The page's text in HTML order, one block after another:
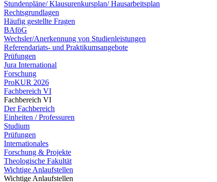
Stundenpläne/ Klausurenkursplan/ Hausarbeitsplan
Rechtsgrundlagen
Häufig gestellte Fragen
BAföG
Wechsler/Anerkennung von Studienleistungen
Referendariats- und Praktikumsangebote
Prüfungen
Jura International
Forschung
ProKUR 2026
Fachbereich VI
Fachbereich VI
Der Fachbereich
Einheiten / Professuren
Studium
Prüfungen
Internationales
Forschung & Projekte
Theologische Fakultät
Wichtige Anlaufstellen
Wichtige Anlaufstellen